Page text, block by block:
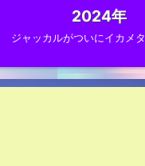
2024年
ジャッカルがついにイカメ